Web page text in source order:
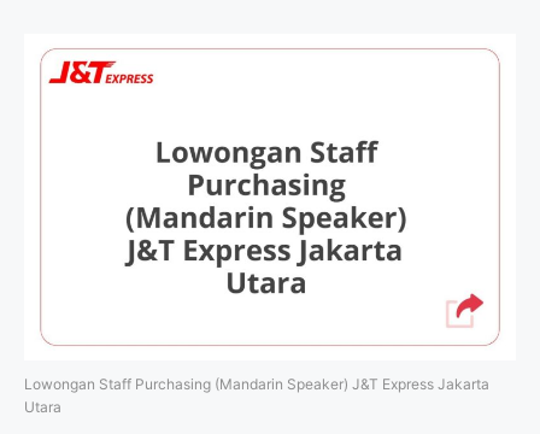
Lowongan Staff Purchasing (Mandarin Speaker) J&T Express Jakarta
Utara